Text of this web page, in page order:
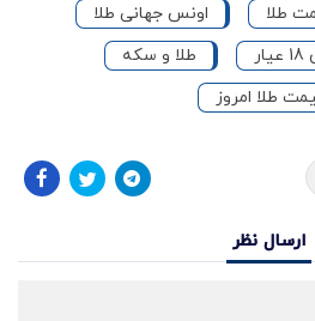
طلا
اونس جهانی طلا
طلا و سکه
طلا امروز
ارسال نظر